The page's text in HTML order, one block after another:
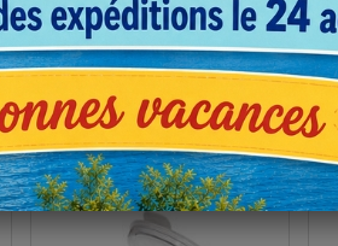
Prix
Dès0€
,038HTl'unité*
Soit 3,79 €
*Tarif pour 1 colis ou +